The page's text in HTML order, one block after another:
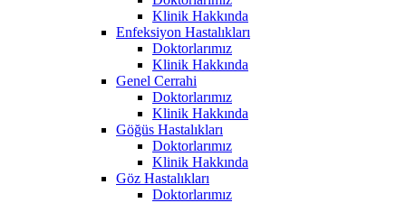
Klinik Hakkında
Enfeksiyon Hastalıkları
Doktorlarımız
Klinik Hakkında
Genel Cerrahi
Doktorlarımız
Klinik Hakkında
Göğüs Hastalıkları
Doktorlarımız
Klinik Hakkında
Göz Hastalıkları
Doktorlarımız